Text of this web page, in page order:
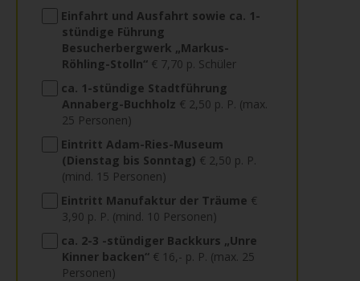
Einfahrt und Ausfahrt sowie ca. 1-
stündige Führung
Besucherbergwerk „Markus-
Röhling-Stolln“ € 7,70 p. Schüler
ca. 1-stündige Stadtführung
Annaberg-Buchholz € 2,50 p. P. (max.
25 Personen)
Eintritt Adam-Ries-Museum
(Dienstag bis Sonntag) € 2,50 p. P.
(mind. 15 Personen)
Eintritt Manufaktur der Träume €
3,90 p. P. (mind. 10 Personen)
ca. 2-3 -stündiger Backkurs „Unre
Kinner backen“ € 16,- p. P. (max. 25
Personen)